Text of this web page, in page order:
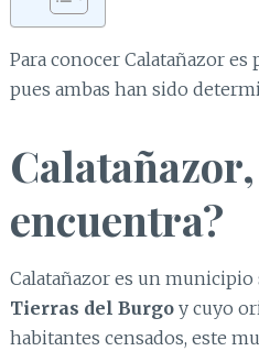
Para conocer Calatañazor
pues ambas han sido
encuentra?
Calatañazor es un
Tierras del Burgoy cuyo
habitantes censados, este